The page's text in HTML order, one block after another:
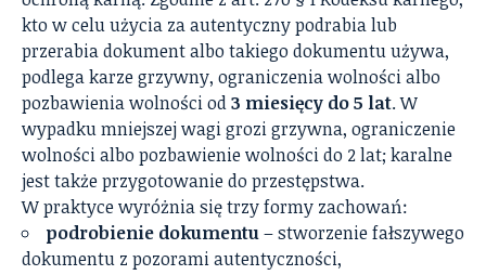
kto w celu użycia za autentyczny podrabia lub
przerabia dokument albo takiego dokumentu używa,
podlega karze grzywny, ograniczenia wolności albo
pozbawienia wolności od3 miesięcy do 5 lat. W
wypadku mniejszej wagi grozi grzywna, ograniczenie
wolności albo pozbawienie wolności do 2 lat; karalne
jest także przygotowanie do przestępstwa.
W praktyce wyróżnia się trzy formy zachowań:
podrobienie dokumentu– stworzenie fałszywego
dokumentu z pozorami autentyczności,